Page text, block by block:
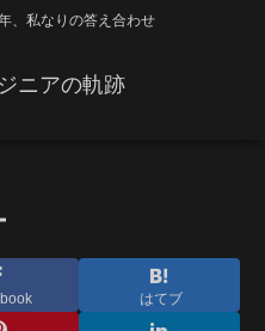
、私なりの答え合わせ
ニアの軌跡
はてブ